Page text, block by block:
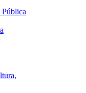
Pública